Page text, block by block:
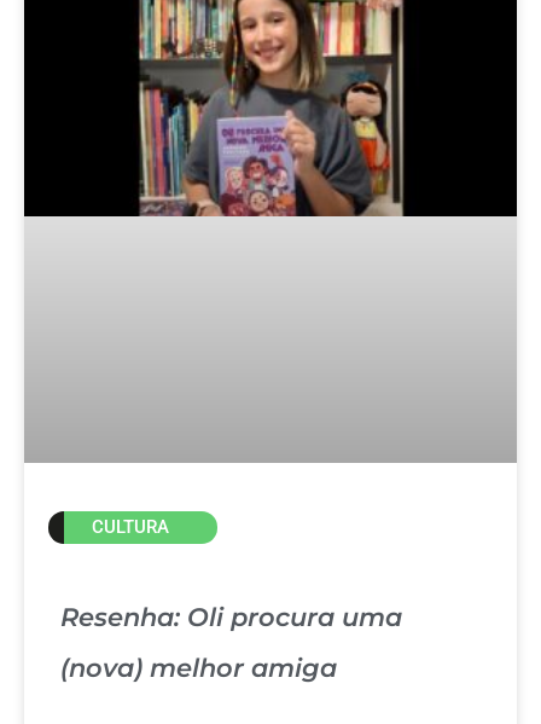
CULTURA
Resenha: Oli procura uma
(nova) melhor amiga